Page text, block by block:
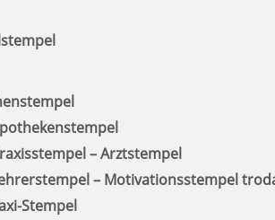
– Arztstempel
– Motivationsstempel
StempelBlumen sind das Lachen der Erde